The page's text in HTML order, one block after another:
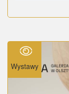
Wystawy